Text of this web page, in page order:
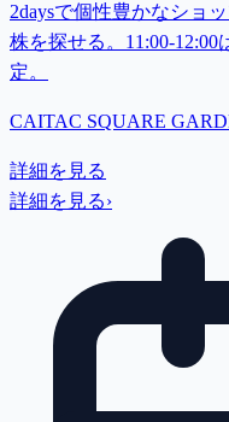
2daysで個性豊かなショ
株を探せる。11:00-
定。
CAITAC SQUARE
詳細を見る
詳細を見る›